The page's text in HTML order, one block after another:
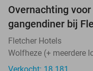
Overnachting
gangendiner bij
Fletcher Hotels
Wolfheze (+ meerdere